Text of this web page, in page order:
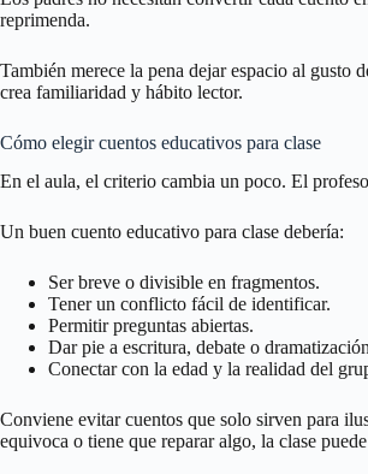
reprimenda.
También merece la pena dejar espacio al gusto
crea familiaridad y hábito lector.
Cómo elegir cuentos educativos para clase
En el aula, el criterio cambia un poco. El
Un buen cuento educativo para clase debería:
Ser breve o divisible en fragmentos.
Tener un conflicto fácil de identificar.
Permitir preguntas abiertas.
Dar pie a escritura, debate o
Conectar con la edad y la realidad del
Conviene evitar cuentos que solo sirven para
equivoca o tiene que reparar algo, la clase